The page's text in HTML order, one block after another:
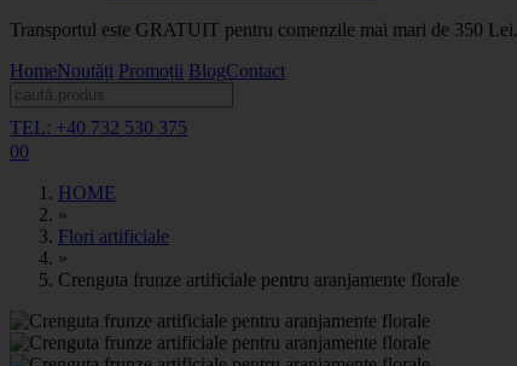
Transportul este GRATUIT pentru comenzile mai mari de 350
HomeNoutăți Promoții BlogContact
TEL: +40 732 530 375
00
HOME
»
Flori artificiale
»
Crenguta frunze artificiale pentru aranjamente florale